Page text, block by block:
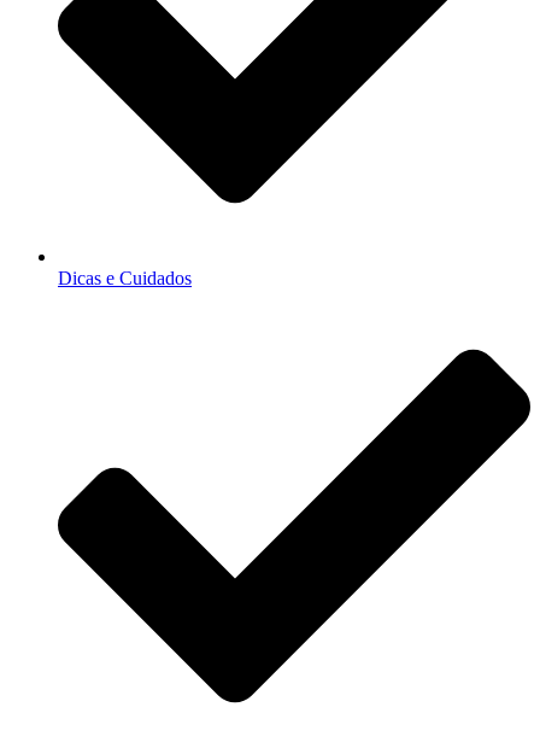
Dicas e Cuidados